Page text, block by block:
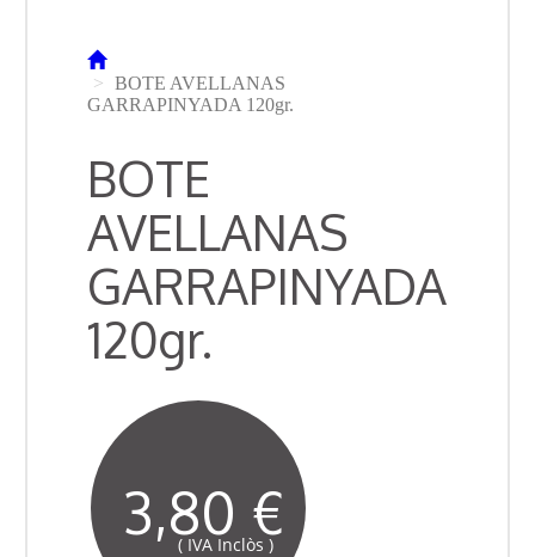
BOTE AVELLANAS
GARRAPINYADA 120gr.
BOTE
AVELLANAS
GARRAPINYADA
120gr.
3,80 €
( IVA Inclòs )